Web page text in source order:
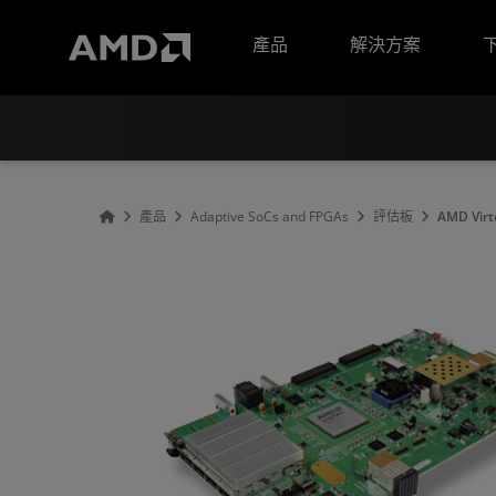
產品
解決方案
產品 Adaptive SoCs and FPGAs 評估板 AMD